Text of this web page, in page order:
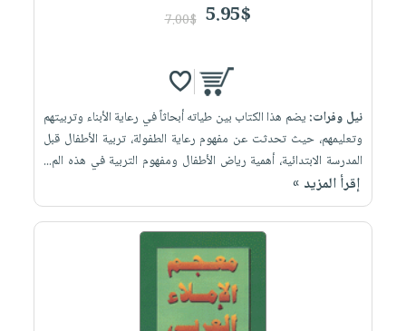
5.95$
7.00$
نيل وفرات: يضم هذا الكتاب بين طياته أبحاثاً في رعاية الأبناء وتربيتهم
وتعليمهم، حيث تحدثت عن مفهوم رعاية الطفولة، تربية الأطفال قبل
المدرسة الابتدائية، أهمية رياض الأطفال ومفهوم التربية في هذه الم...
إقرأ المزيد »